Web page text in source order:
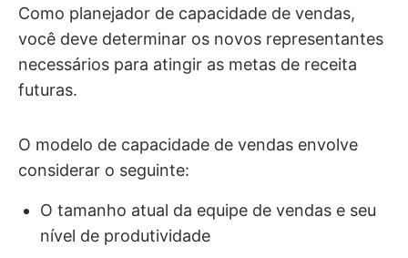
Como planejador de capacidade de vendas,
você deve determinar os novos representantes
necessários para atingir as metas de receita
futuras.
O modelo de capacidade de vendas envolve
considerar o seguinte:
O tamanho atual da equipe de vendas e seu
nível de produtividade